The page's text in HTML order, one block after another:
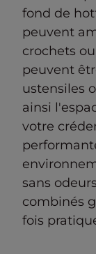
fond de
peuvent
crochets
peuvent
ustensiles
ainsi
votre
sans
combinés
fois